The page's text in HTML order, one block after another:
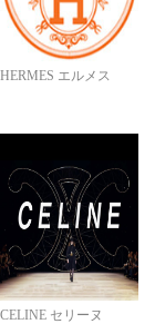
HERMES エルメス
CELINE セリーヌ